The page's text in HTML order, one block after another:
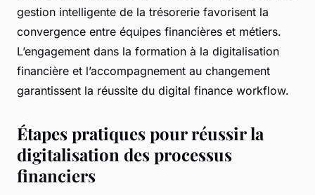
gestion intelligente de la trésorerie favorisent la
convergence entre équipes financières et métiers.
L’engagement dans la formation à la digitalisation
financière et l’accompagnement au changement
garantissent la réussite du digital finance workflow.
Étapes pratiques pour réussir la
digitalisation des processus
financiers